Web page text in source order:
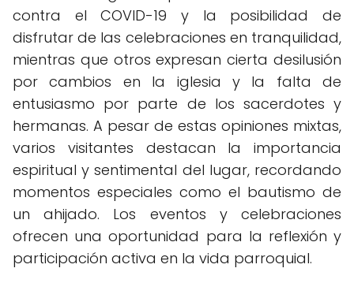
contra el COVID-19 y la posibilidad de
disfrutar de las celebraciones en tranquilidad,
mientras que otros expresan cierta desilusión
por cambios en la iglesia y la falta de
entusiasmo por parte de los sacerdotes y
hermanas. A pesar de estas opiniones mixtas,
varios visitantes destacan la importancia
espiritual y sentimental del lugar, recordando
momentos especiales como el bautismo de
un ahijado. Los eventos y celebraciones
ofrecen una oportunidad para la reflexión y
participación activa en la vida parroquial.